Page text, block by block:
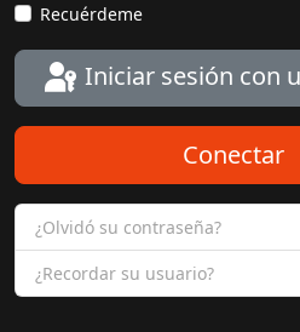
Recuérdeme
Iniciar sesión con
Conectar
¿Olvidó su contraseña?
¿Recordar su usuario?